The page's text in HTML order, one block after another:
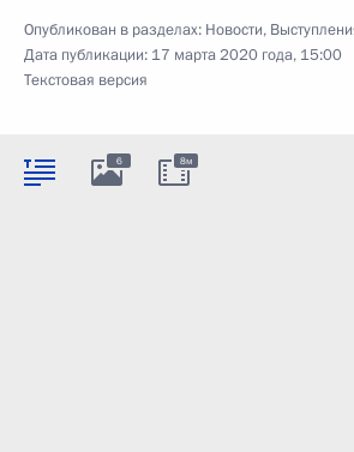
Опубликован в разделах: Новости,
Дата публикации: 17 марта 2020 года, 15:00
Текстовая версия
6 8м